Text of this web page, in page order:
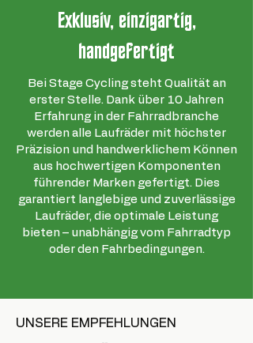
Exklusiv, einzigartig,
handgefertigt
Bei Stage Cycling steht Qualität an
erster Stelle. Dank über 10 Jahren
Erfahrung in der Fahrradbranche
werden alle Laufräder mit höchster
Präzision und handwerklichem Können
aus hochwertigen Komponenten
führender Marken gefertigt. Dies
garantiert langlebige und zuverlässige
Laufräder, die optimale Leistung
bieten – unabhängig vom Fahrradtyp
oder den Fahrbedingungen.
UNSERE EMPFEHLUNGEN